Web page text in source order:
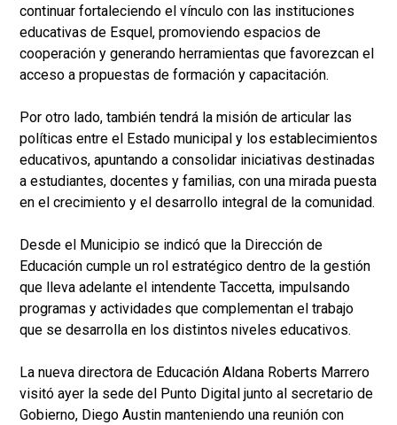
continuar fortaleciendo el vínculo con las instituciones
educativas de Esquel, promoviendo espacios de
cooperación y generando herramientas que favorezcan el
acceso a propuestas de formación y capacitación.
Por otro lado, también tendrá la misión de articular las
políticas entre el Estado municipal y los establecimientos
educativos, apuntando a consolidar iniciativas destinadas
a estudiantes, docentes y familias, con una mirada puesta
en el crecimiento y el desarrollo integral de la comunidad.
Desde el Municipio se indicó que la Dirección de
Educación cumple un rol estratégico dentro de la gestión
que lleva adelante el intendente Taccetta, impulsando
programas y actividades que complementan el trabajo
que se desarrolla en los distintos niveles educativos.
La nueva directora de Educación Aldana Roberts Marrero
visitó ayer la sede del Punto Digital junto al secretario de
Gobierno, Diego Austin manteniendo una reunión con